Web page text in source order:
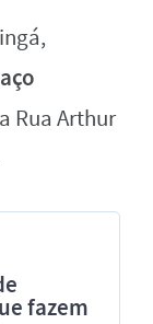
Rua Arthur
fazem